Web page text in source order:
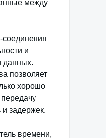
между
соединения
и
данных.
позволяет
хорошо
передачу
и задержек.
времени,